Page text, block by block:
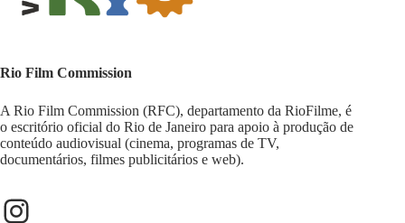
Rio Film Commission
A Rio Film Commission (RFC), departamento da RioFilme, é
o escritório oficial do Rio de Janeiro para apoio à produção de
conteúdo audiovisual (cinema, programas de TV,
documentários, filmes publicitários e web).